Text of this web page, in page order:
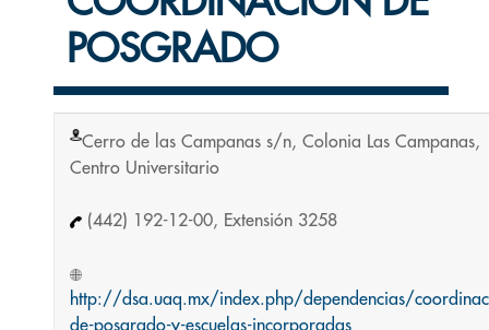
POSGRADO
Cerro de las Campanas s/n, Colonia Las Campanas,
Centro Universitario
(442) 192-12-00, Extensión 3258
http://dsa.uaq.mx/index.php/dependencias/
de-posgrado-y-escuelas-incorporadas